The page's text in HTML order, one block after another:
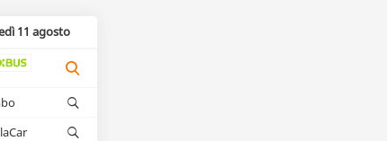
11 agosto